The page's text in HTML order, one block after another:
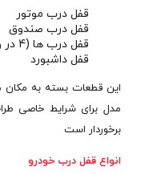
قفل درب موتور
قفل درب صندوق
قفل درب ها (4 در ورودی سرنشین ها)
قفل داشبورد
این قطعات بسته به مکان
مدل برای شرایط خاصی
برخوردار است
انواع قفل درب خودرو